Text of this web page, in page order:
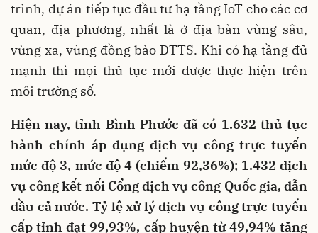
trình, dự án tiếp tục đầu tư hạ tầng IoT cho các cơ
quan, địa phương, nhất là ở địa bàn vùng sâu,
vùng xa, vùng đồng bào DTTS. Khi có hạ tầng đủ
mạnh thì mọi thủ tục mới được thực hiện trên
môi trường số.
Hiện nay, tỉnh Bình Phước đã có 1.632 thủ tục
hành chính áp dụng dịch vụ công trực tuyến
mức độ 3, mức độ 4 (chiếm 92,36%); 1.432 dịch
vụ công kết nối Cổng dịch vụ công Quốc gia, dẫn
đầu cả nước. Tỷ lệ xử lý dịch vụ công trực tuyến
cấp tỉnh đạt 99,93%, cấp huyện từ 49,94% tăng